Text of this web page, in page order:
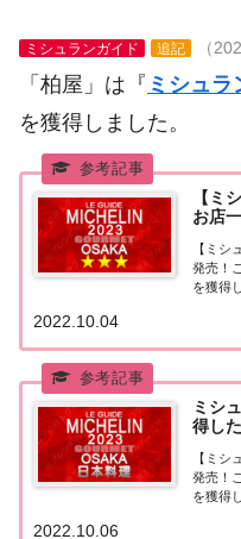
ミシュランガイド 追記 （
「柏屋」は『 ミシュ
を獲得しました。
【ミ
お店
【ミシ
発売！
を獲得
ミシュ
2022.10.04
ミシ
得し
【ミシ
発売！
を獲得
ンガイ
2022.10.06